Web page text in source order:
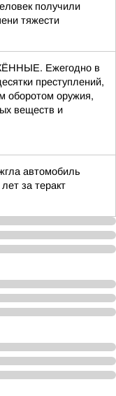
получили
тяжести
Ежегодно в
преступлений,
оборотом оружия,
веществ и
автомобиль
за теракт